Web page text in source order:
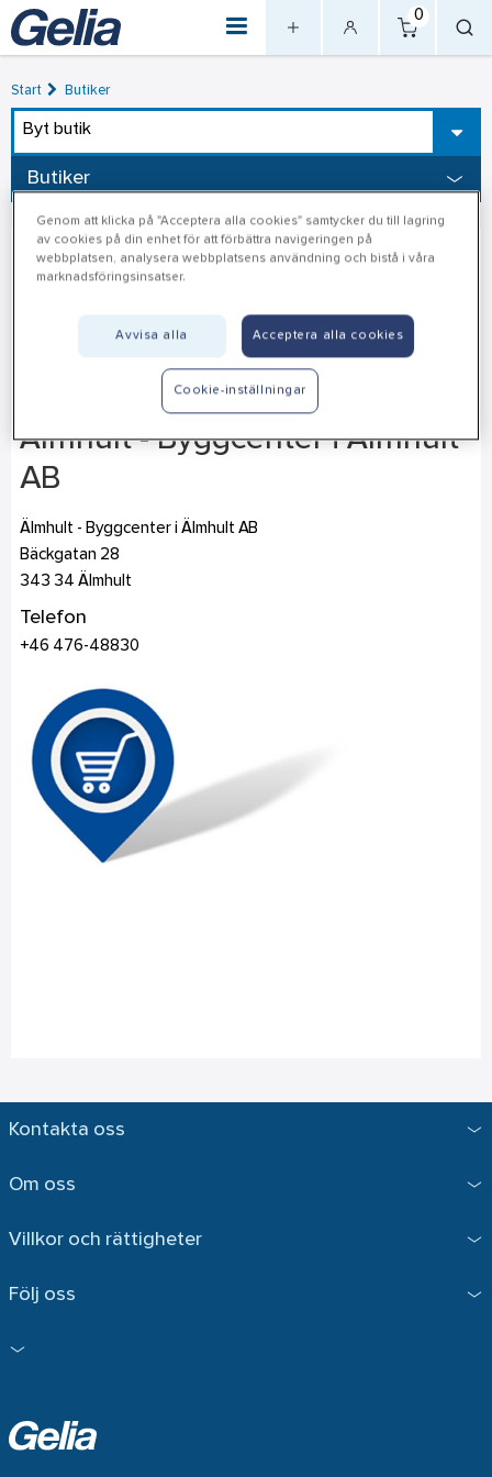
0
Start Butiker
Byt butik
Butiker
Älmhult - Byggcenter i Älmhult
AB
Älmhult - Byggcenter i Älmhult AB
Bäckgatan 28
343 34 Älmhult
Telefon
+46 476-48830
Kontakta oss
Om oss
Villkor och rättigheter
Följ oss
Genom att klicka på "Acceptera alla cookies" samtycker du till lagring
av cookies på din enhet för att förbättra navigeringen på
webbplatsen, analysera webbplatsens användning och bistå i våra
marknadsföringsinsatser.
Avvisa alla Acceptera alla cookies
Cookie-inställningar